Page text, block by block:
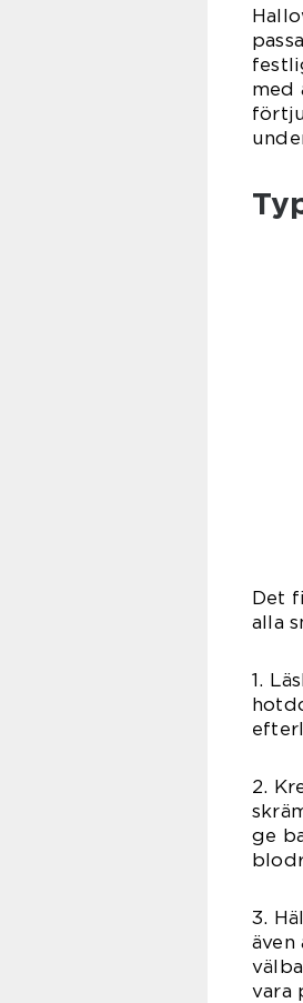
med
Det
alla
1.
2.
ge
3.
vara